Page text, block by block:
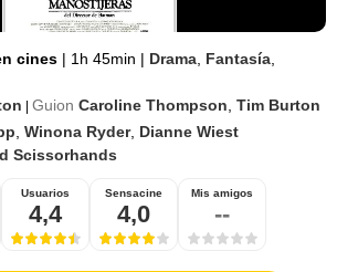
cines | 1h 45min | Drama Fantasía
Guion Caroline Thompson Tim Burton
Winona Ryder, Dianne Wiest
Scissorhands
Usuarios
4,4
Sensacine
4,0
Mis amigos
--